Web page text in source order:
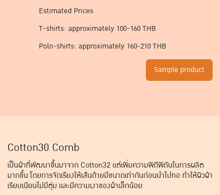
Estimated Prices​
T-shirts: approximately 100-160 THB
Polo-shirts: approximately 160-210 THB
Sample product
Cotton30 Comb
เป็นผ้าที่พัฒนาขึ้นมาจาก Cotton32 แต่เพิ่มความพิถีพิถันในการผลิต
มากขึ้น โดยการจัดเรียงให้เส้นด้ายมีขนาดเท่ากันก่อนนำไปทอ ทำให้ผิวผ้า
เรียบเนียนไม่มีตุ่ม และมีความเงาของผ้าเล็กน้อย